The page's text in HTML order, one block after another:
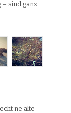
– sind ganz
ne alte